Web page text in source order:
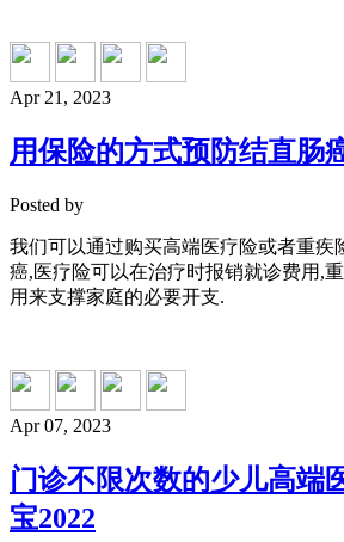
Apr 21, 2023
用保险的方式预防结直肠
Posted by
我们可以通过购买高端医疗险或者重疾
癌,医疗险可以在治疗时报销就诊费用,
用来支撑家庭的必要开支.
Apr 07, 2023
门诊不限次数的少儿高
宝2022